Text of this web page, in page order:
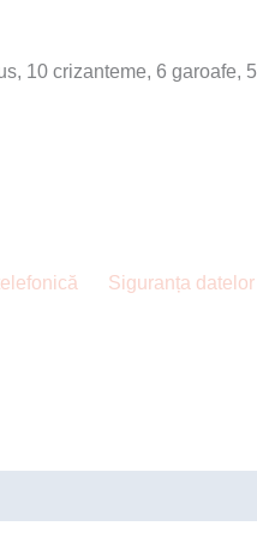
10 crizanteme, 6 garoafe, 5
Siguranța datelor